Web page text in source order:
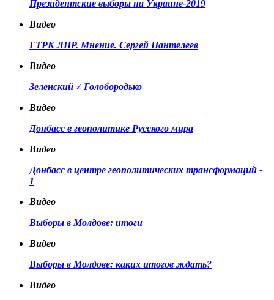
Президентские выборы на Украине-2019
Видео
ГТРК ЛНР. Мнение. Сергей Пантелеев
Видео
Зеленский ≠ Голобородько
Видео
Донбасс в геополитике Русского мира
Видео
Донбасс в центре геополитических трансформаций -
1
Видео
Выборы в Молдове: итоги
Видео
Выборы в Молдове: каких итогов ждать?
Видео